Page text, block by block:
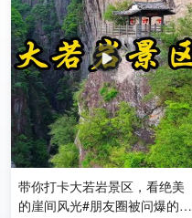
带你打卡大若岩景区，看绝美
的崖间风光#朋友圈被问爆的地